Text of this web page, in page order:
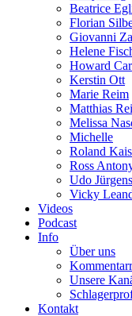
Beatrice
Florian
Giovanni
Helene
Howard
Kerstin Ott
Marie Reim
Matthias
Melissa
Michelle
Roland
Ross
Udo Jürgens
Vicky
Videos
Podcast
Info
Über uns
Unsere
Kontakt